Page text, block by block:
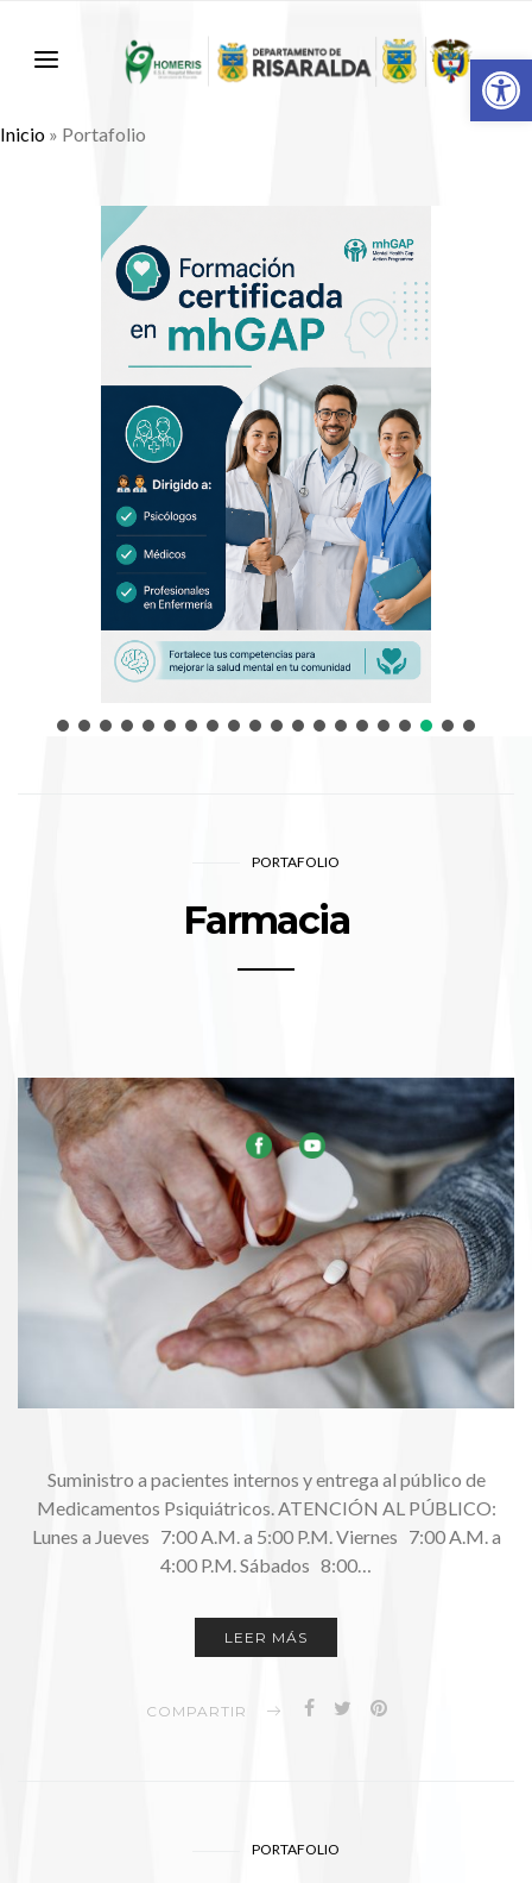
Inicio » Portafolio
PORTAFOLIO
Farmacia
Suministro a pacientes internos y entrega al público de
Medicamentos Psiquiátricos. ATENCIÓN AL PÚBLICO:
Lunes a Jueves 7:00 A.M. a 5:00 P.M. Viernes 7:00 A.M. a
4:00 P.M. Sábados 8:00…
LEER MÁS
COMPARTIR
PORTAFOLIO